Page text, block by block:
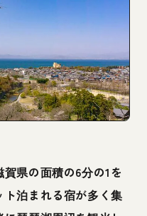
県の面積の6分の1を
泊まれる宿が多く集